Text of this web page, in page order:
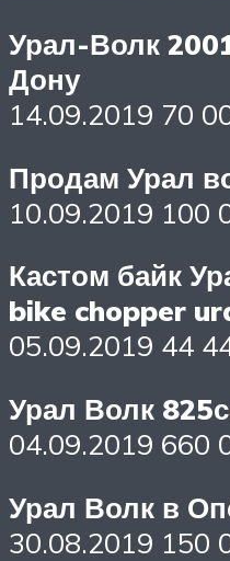
Урал-Волк
Дону
14.09.2019 70
Продам Урал
10.09.2019 100
Кастом байк
bike chopper
05.09.2019 44
Урал Волк
04.09.2019 660
Урал Волк в
30.08.2019 150